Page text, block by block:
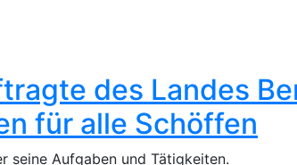
des Landes
für alle Schöffen
seine Aufgaben und Tätigkeiten.